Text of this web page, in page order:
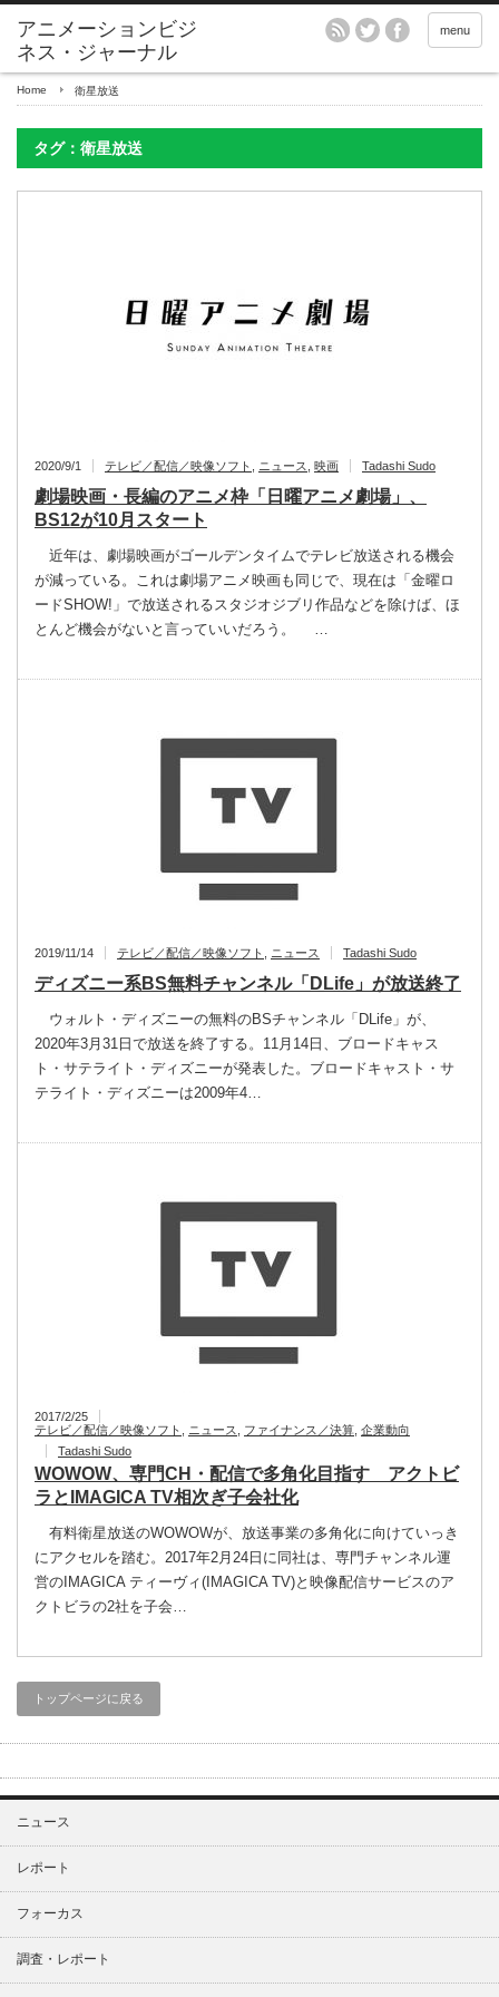
アニメーションビジ
ネス・ジャーナル
menu
Home 衛星放送
タグ：衛星放送
2020/9/1 テレビ／配信／映像ソフト ニュース 映画 Tadashi Sudo
劇場映画・長編のアニメ枠「日曜アニメ劇場」、
BS12が10月スタート
近年は、劇場映画がゴールデンタイムでテレビ放送される機会
が減っている。これは劇場アニメ映画も同じで、現在は「金曜ロ
ードSHOW!」で放送されるスタジオジブリ作品などを除けば、ほ
とんど機会がないと言っていいだろう。 …
2019/11/14 テレビ／配信／映像ソフト ニュース Tadashi Sudo
ディズニー系BS無料チャンネル「DLife」が放送終了
ウォルト・ディズニーの無料のBSチャンネル「DLife」が、
2020年3月31日で放送を終了する。11月14日、ブロードキャス
ト・サテライト・ディズニーが発表した。ブロードキャスト・サ
テライト・ディズニーは2009年4…
2017/2/25
テレビ／配信／映像ソフト
ニュース ファイナンス／決算 企業動向
Tadashi Sudo
WOWOW、専門CH・配信で多角化目指す アクトビ
ラとIMAGICA TV相次ぎ子会社化
有料衛星放送のWOWOWが、放送事業の多角化に向けていっき
にアクセルを踏む。2017年2月24日に同社は、専門チャンネル運
営のIMAGICA ティーヴィ(IMAGICA TV)と映像配信サービスのア
クトビラの2社を子会…
トップページに戻る
ニュース
レポート
フォーカス
調査・レポート